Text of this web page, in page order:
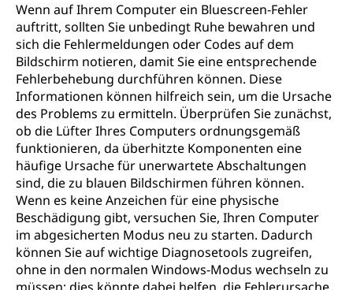
Wenn auf Ihrem Computer ein Bluescreen-Fehler
auftritt, sollten Sie unbedingt Ruhe bewahren und
sich die Fehlermeldungen oder Codes auf dem
Bildschirm notieren, damit Sie eine entsprechende
Fehlerbehebung durchführen können. Diese
Informationen können hilfreich sein, um die Ursache
des Problems zu ermitteln. Überprüfen Sie zunächst,
ob die Lüfter Ihres Computers ordnungsgemäß
funktionieren, da überhitzte Komponenten eine
häufige Ursache für unerwartete Abschaltungen
sind, die zu blauen Bildschirmen führen können.
Wenn es keine Anzeichen für eine physische
Beschädigung gibt, versuchen Sie, Ihren Computer
im abgesicherten Modus neu zu starten. Dadurch
können Sie auf wichtige Diagnosetools zugreifen,
ohne in den normalen Windows-Modus wechseln zu